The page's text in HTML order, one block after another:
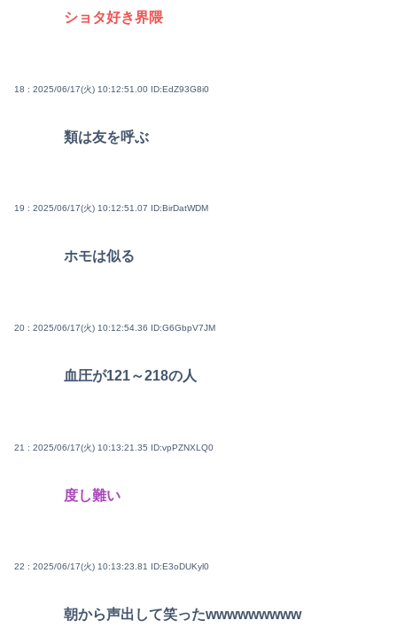
ショタ好き界隈
18 : 2025/06/17(火) 10:12:51.00 ID:EdZ93G8i0
類は友を呼ぶ
19 : 2025/06/17(火) 10:12:51.07 ID:BirDatWDM
ホモは似る
20 : 2025/06/17(火) 10:12:54.36 ID:G6GbpV7JM
血圧が121～218の人
21 : 2025/06/17(火) 10:13:21.35 ID:vpPZNXLQ0
度し難い
22 : 2025/06/17(火) 10:13:23.81 ID:E3oDUKyl0
朝から声出して笑ったwwwwwwwww